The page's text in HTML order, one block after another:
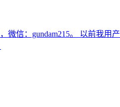
信：gundam215。 以前我